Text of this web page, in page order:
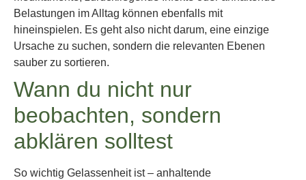
Belastungen im Alltag können ebenfalls mit
hineinspielen. Es geht also nicht darum, eine einzige
Ursache zu suchen, sondern die relevanten Ebenen
sauber zu sortieren.
Wann du nicht nur
beobachten, sondern
abklären solltest
So wichtig Gelassenheit ist – anhaltende